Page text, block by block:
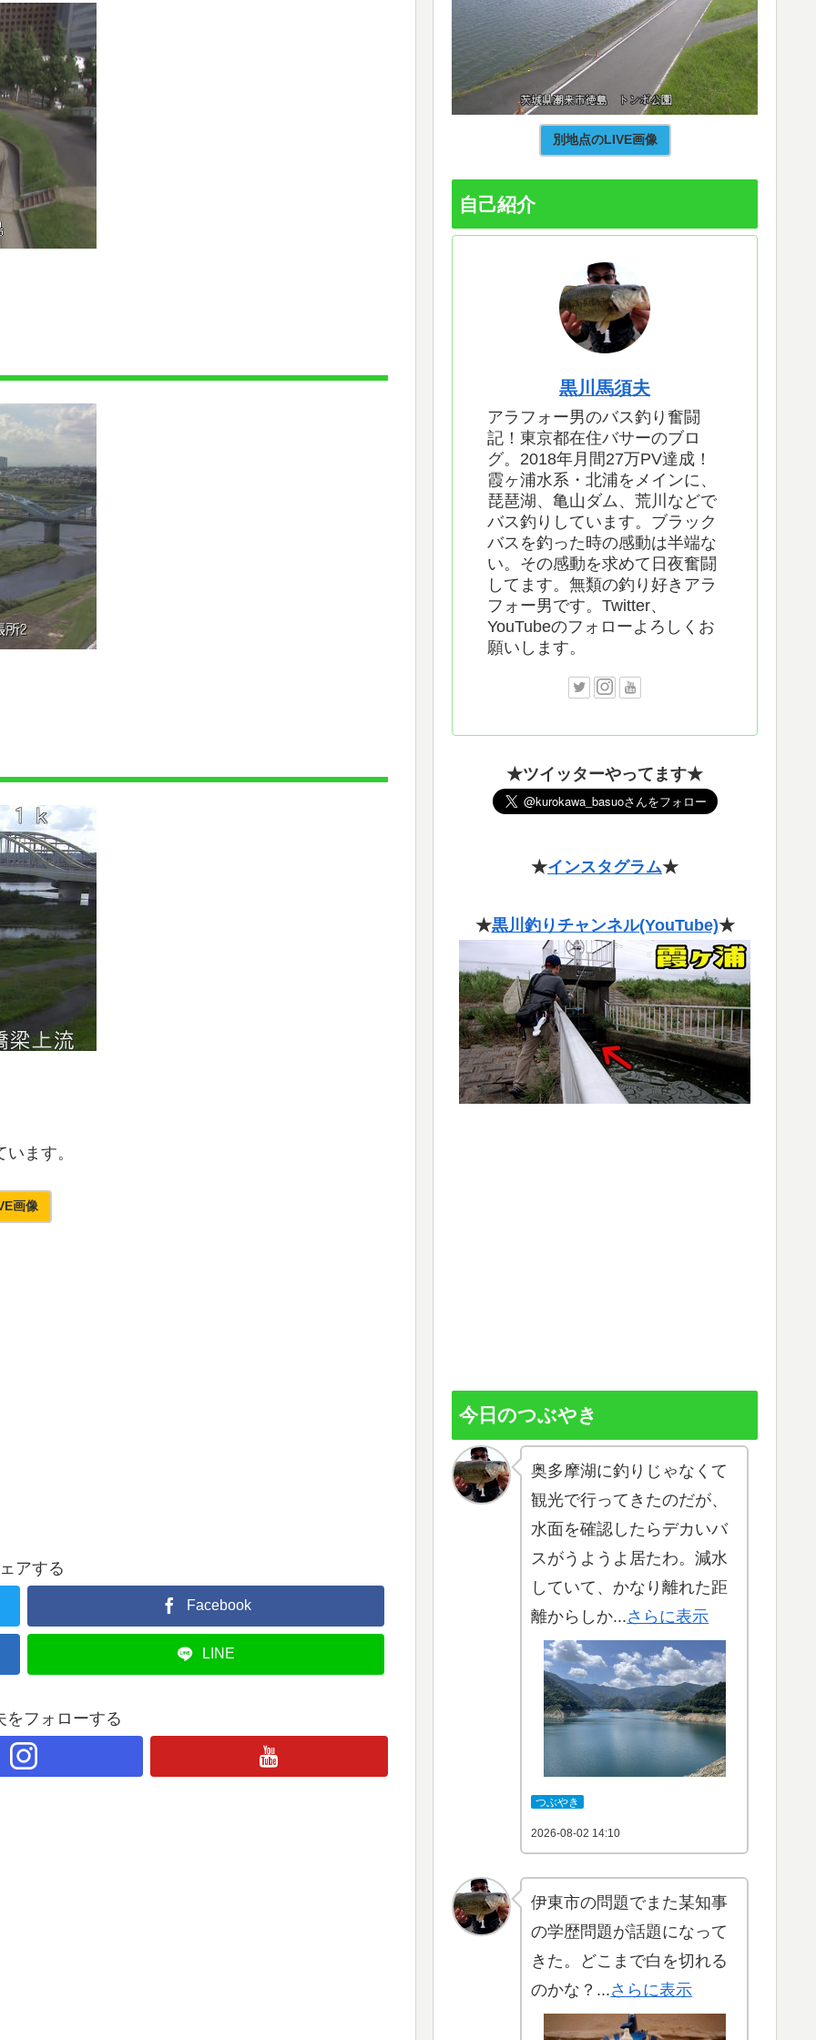
ます。
画像
アする
Facebook
LINE
をフォローする
別地点のLIVE画像
自己紹介
黒川馬須夫
アラフォー男のバス釣り奮闘
記！東京都在住バサーのブロ
グ。2018年月間27万PV達成！
霞ヶ浦水系・北浦をメインに、
琵琶湖、亀山ダム、荒川などで
バス釣りしています。ブラック
バスを釣った時の感動は半端な
い。その感動を求めて日夜奮闘
してます。無類の釣り好きアラ
フォー男です。Twitter、
YouTubeのフォローよろしくお
願いします。
★ツイッターやってます★
★インスタグラム★
★黒川釣りチャンネル(YouTube)★
今日のつぶやき
奥多摩湖に釣りじゃなくて
観光で行ってきたのだが、
水面を確認したらデカいバ
スがうようよ居たわ。減水
していて、かなり離れた距
離からしか...さらに表示
つぶやき
2026-08-02 14:10
伊東市の問題でまた某知事
の学歴問題が話題になって
きた。どこまで白を切れる
のかな？...さらに表示